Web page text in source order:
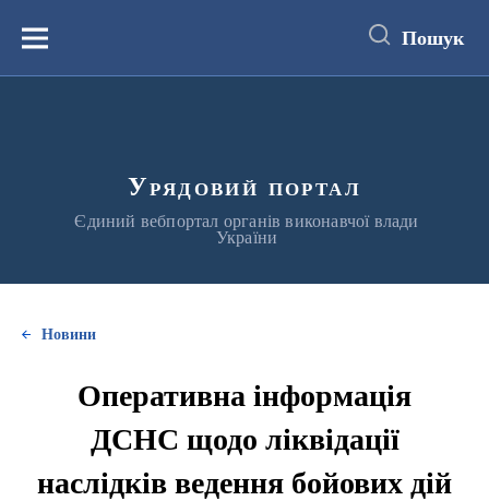
вмістуМеню Пошук
Урядовий портал
Єдиний вебпортал органів виконавчої влади
України
Новини
Оперативна інформація
ДСНС щодо ліквідації
наслідків ведення бойових дій